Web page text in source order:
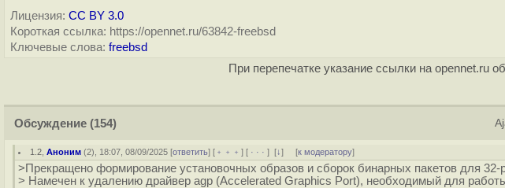
Лицензия: CC BY 3.0
Короткая ссылка: https://opennet.ru/63842-freebsd
Ключевые слова: freebsd
При перепечатке указание ссылки на opennet.ru
Обсуждение (154)
1.2 ,Аноним (2), 18:07, 08/09/2025 [ответить] [ ﹢﹢﹢] [ · · ·][↓] [к модератору]
>Прекращено формирование установочных образов и сборок бинарных пакетов для 32-
> Намечен к удалению драйвер agp (Accelerated Graphics Port), необходимый для